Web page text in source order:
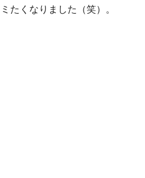
たくなりました（笑）。